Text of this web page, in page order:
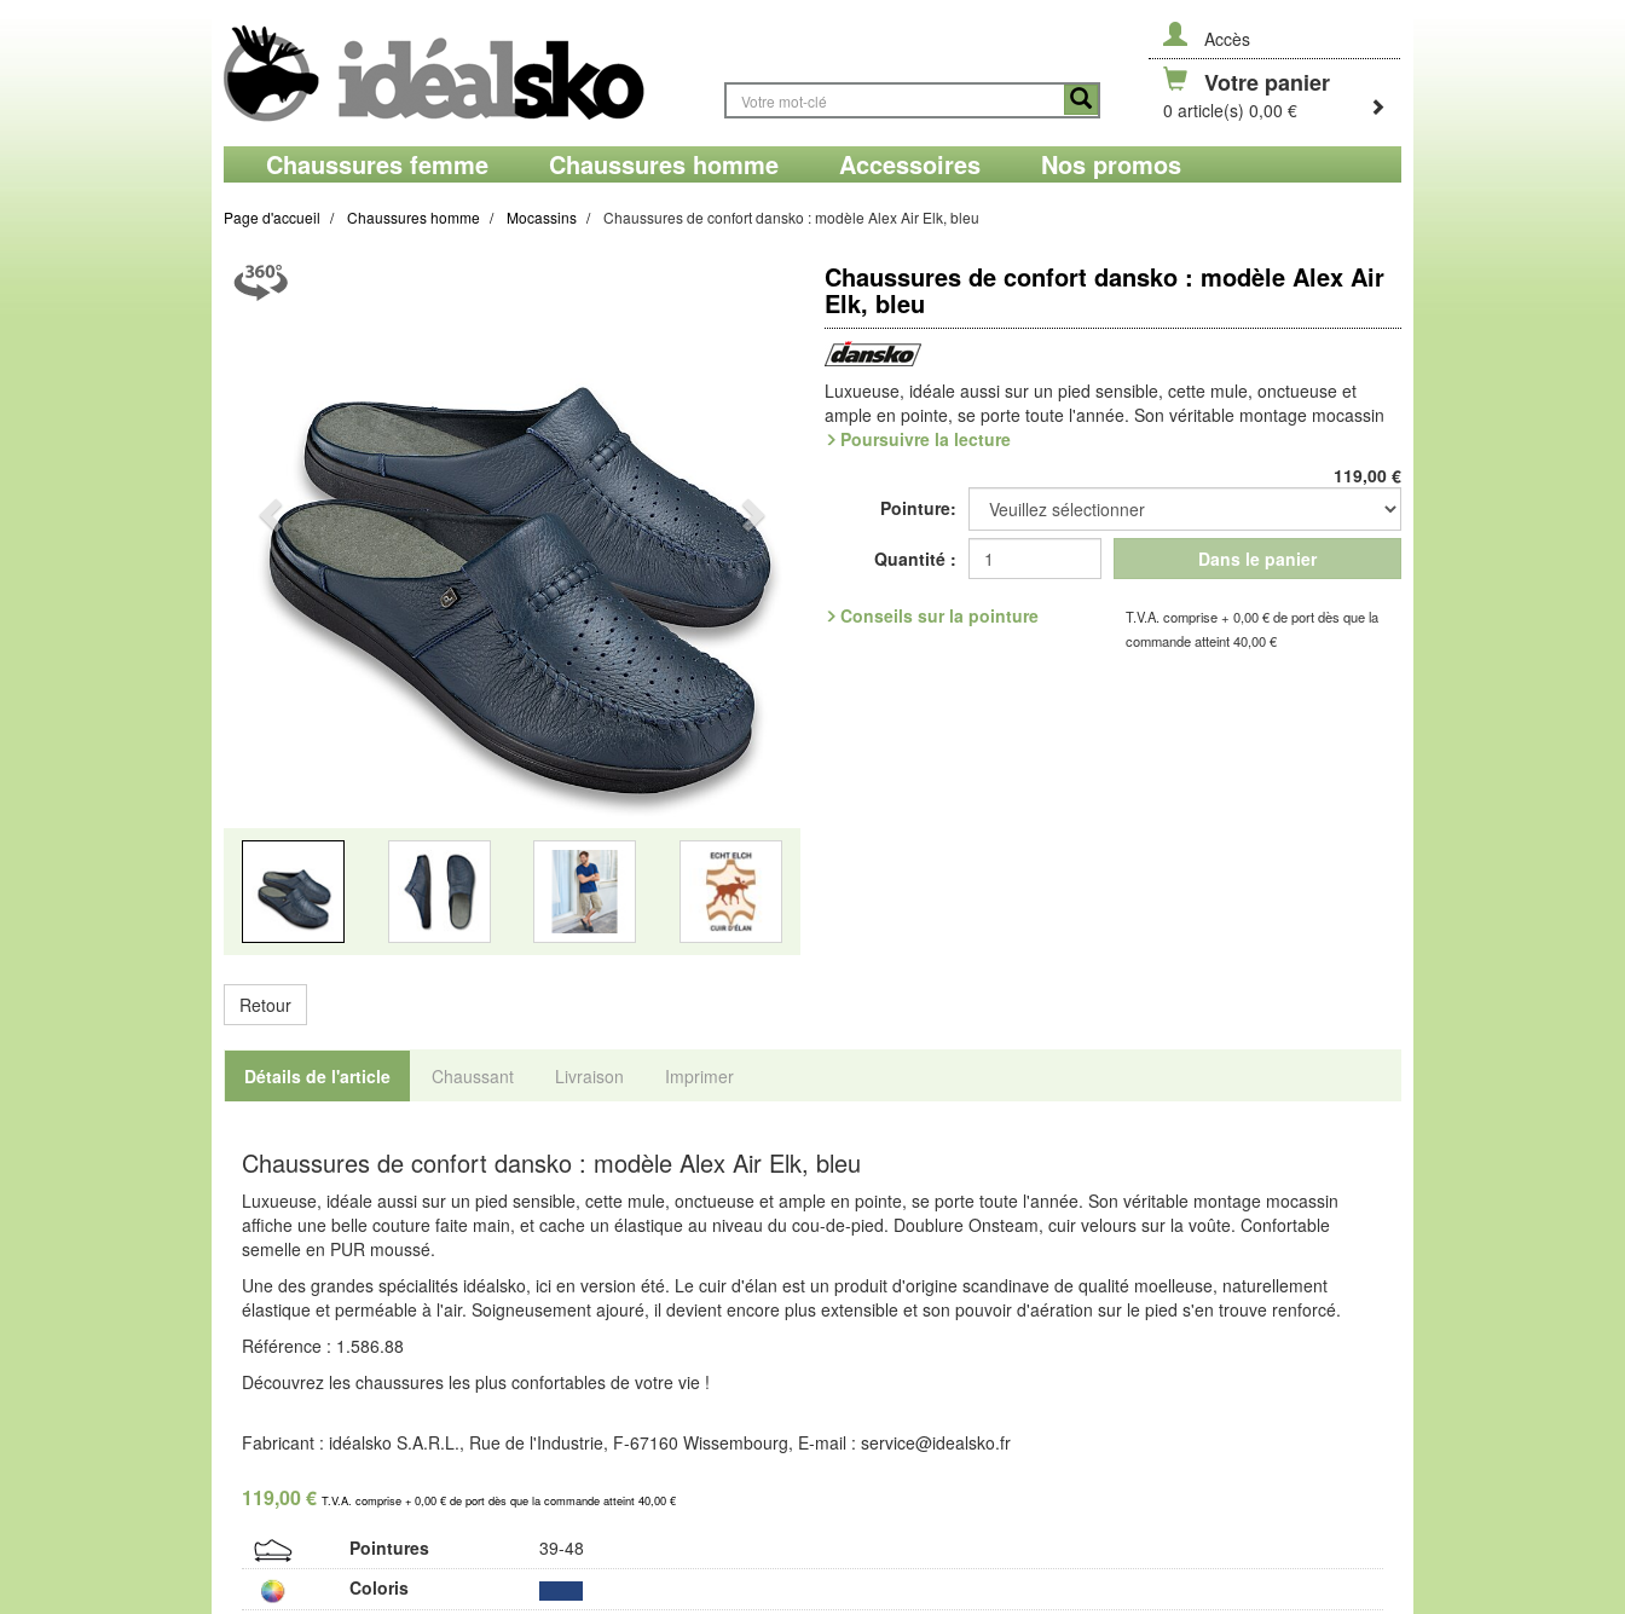
Accès
Votre panier
0 article(s) 0,00 €
Chaussures femme Chaussures homme Accessoires Nos promos
Page d'accueil Chaussures homme Mocassins Chaussures de confort dansko : modèle Alex Air Elk, bleu
Chaussures de confort dansko : modèle Alex Air
Elk, bleu
Luxueuse, idéale aussi sur un pied sensible, cette mule, onctueuse et
ample en pointe, se porte toute l'année. Son véritable montage mocassin
affiche une belle couture faite main, et cache un élastique au niveau du
semelle en PUR moussé.
Une des grandes spécialités idéalsko, ici en version été. Le cuir d'élan est
un produit d'origine scandinave de qualité moelleuse, naturellement
élastique et perméable à l'air. Soigneusement ajouré, il devient encore plus
Référence : 1.586.88
Poursuivre la lecture
119,00 €
Pointure:
Quantité : Dans le panier
Conseils sur la pointure
T.V.A. comprise + 0,00 € de port dès que la
commande atteint 40,00 €
Retour
Détails de l'article Chaussant Livraison Imprimer
Chaussures de confort dansko : modèle Alex Air Elk, bleu
Luxueuse, idéale aussi sur un pied sensible, cette mule, onctueuse et ample en pointe, se porte toute l'année. Son véritable montage mocassin
affiche une belle couture faite main, et cache un élastique au niveau du cou-de-pied. Doublure Onsteam, cuir velours sur la voûte. Confortable
semelle en PUR moussé.
Une des grandes spécialités idéalsko, ici en version été. Le cuir d'élan est un produit d'origine scandinave de qualité moelleuse, naturellement
élastique et perméable à l'air. Soigneusement ajouré, il devient encore plus extensible et son pouvoir d'aération sur le pied s'en trouve renforcé.
Référence : 1.586.88
Découvrez les chaussures les plus confortables de votre vie !
Fabricant : idéalsko S.A.R.L., Rue de l'Industrie, F-67160 Wissembourg, E-mail : service@idealsko.fr
119,00 € T.V.A. comprise + 0,00 € de port dès que la commande atteint 40,00 €
Pointures
39-48
Coloris